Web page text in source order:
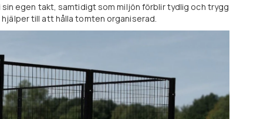
egen takt, samtidigt som miljön förblir tydlig och trygg
till att hålla tomten organiserad.